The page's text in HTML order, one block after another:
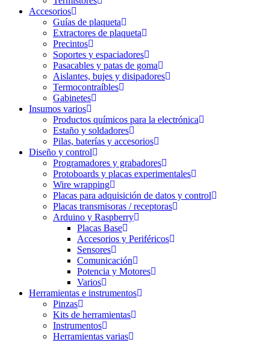
Accesorios
Guías de plaqueta
Extractores de plaqueta
Precintos
Soportes y espaciadores
Pasacables y patas de goma
Aislantes, bujes y disipadores
Termocontraíbles
Gabinetes
Insumos varios
Productos químicos para la electrónica
Estaño y soldadores
Pilas, baterías y accesorios
Diseño y control
Programadores y grabadores
Protoboards y placas experimentales
Wire wrapping
Placas para adquisición de datos y control
Placas transmisoras / receptoras
Arduino y Raspberry
Placas Base
Accesorios y Periféricos
Sensores
Comunicación
Potencia y Motores
Varios
Herramientas e instrumentos
Pinzas
Kits de herramientas
Instrumentos
Herramientas varias